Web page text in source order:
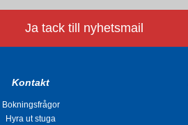
Ja tack till nyhetsmail
Kontakt
Bokningsfrågor
Hyra ut stuga